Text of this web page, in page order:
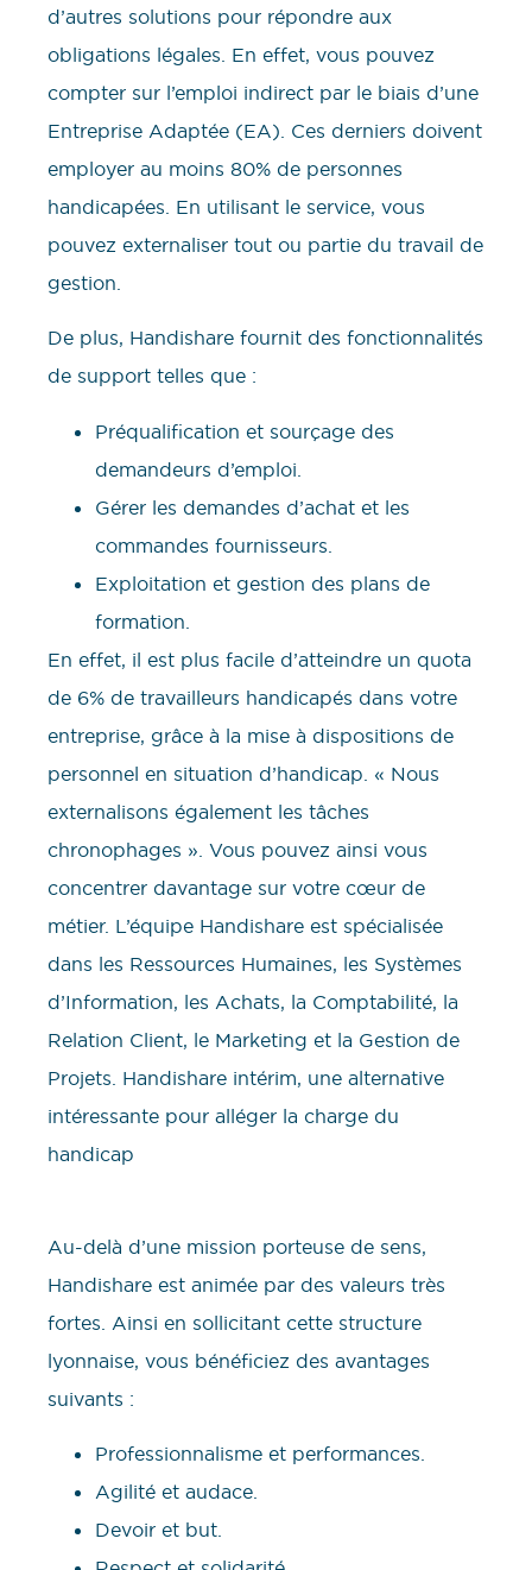
d’autres solutions pour répondre aux
obligations légales. En effet, vous pouvez
compter sur l’emploi indirect par le biais d’une
Entreprise Adaptée (EA). Ces derniers doivent
employer au moins 80% de personnes
handicapées. En utilisant le service, vous
pouvez externaliser tout ou partie du travail de
gestion.
De plus, Handishare fournit des fonctionnalités
de support telles que :
Préqualification et sourçage des
demandeurs d’emploi.
Gérer les demandes d’achat et les
commandes fournisseurs.
Exploitation et gestion des plans de
formation.
En effet, il est plus facile d’atteindre un quota
de 6% de travailleurs handicapés dans votre
entreprise, grâce à la mise à dispositions de
personnel en situation d’handicap. « Nous
externalisons également les tâches
chronophages ». Vous pouvez ainsi vous
concentrer davantage sur votre cœur de
métier. L’équipe Handishare est spécialisée
dans les Ressources Humaines, les Systèmes
d’Information, les Achats, la Comptabilité, la
Relation Client, le Marketing et la Gestion de
Projets. Handishare intérim, une alternative
intéressante pour alléger la charge du
handicap
Au-delà d’une mission porteuse de sens,
Handishare est animée par des valeurs très
fortes. Ainsi en sollicitant cette structure
lyonnaise, vous bénéficiez des avantages
suivants :
Professionnalisme et performances.
Agilité et audace.
Devoir et but.